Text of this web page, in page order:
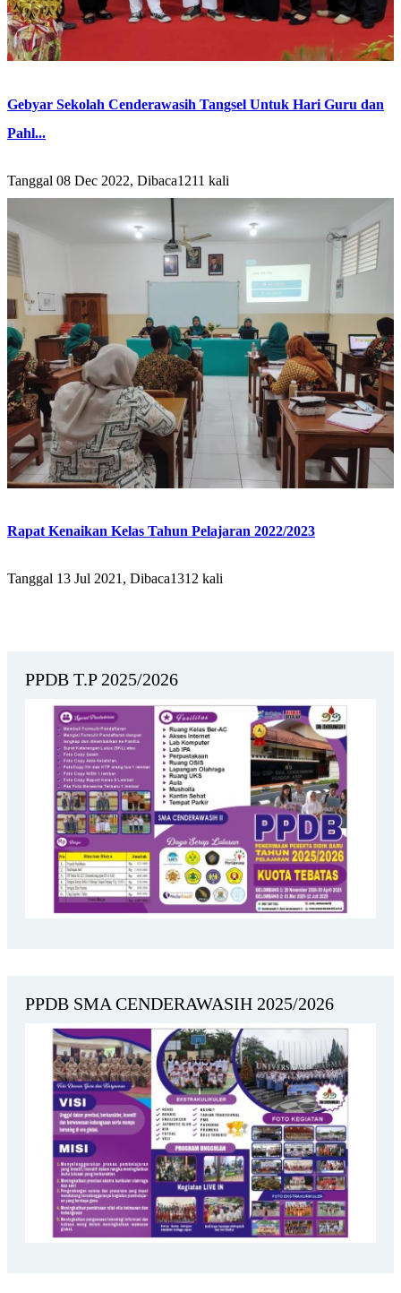
Gebyar Sekolah Cenderawasih Tangsel Untuk Hari Guru dan
Pahl...
Tanggal 08 Dec 2022, Dibaca1211 kali
Rapat Kenaikan Kelas Tahun Pelajaran 2022/2023
Tanggal 13 Jul 2021, Dibaca1312 kali
PPDB T.P 2025/2026
PPDB SMA CENDERAWASIH 2025/2026